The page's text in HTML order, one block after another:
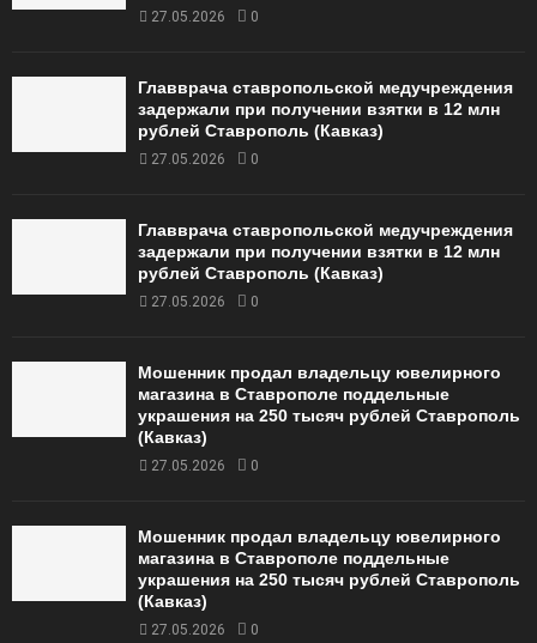
27.05.2026 0
Главврача ставропольской медучреждения
задержали при получении взятки в 12 млн
рублей Ставрополь (Кавказ)
27.05.2026 0
Главврача ставропольской медучреждения
задержали при получении взятки в 12 млн
рублей Ставрополь (Кавказ)
27.05.2026 0
Мошенник продал владельцу ювелирного
магазина в Ставрополе поддельные
украшения на 250 тысяч рублей Ставрополь
(Кавказ)
27.05.2026 0
Мошенник продал владельцу ювелирного
магазина в Ставрополе поддельные
украшения на 250 тысяч рублей Ставрополь
(Кавказ)
27.05.2026 0